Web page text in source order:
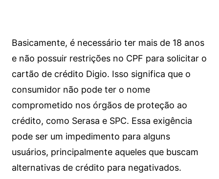
Basicamente, é necessário ter mais de 18 anos
e não possuir restrições no CPF para solicitar o
cartão de crédito Digio. Isso significa que o
consumidor não pode ter o nome
comprometido nos órgãos de proteção ao
crédito, como Serasa e SPC. Essa exigência
pode ser um impedimento para alguns
usuários, principalmente aqueles que buscam
alternativas de crédito para negativados.